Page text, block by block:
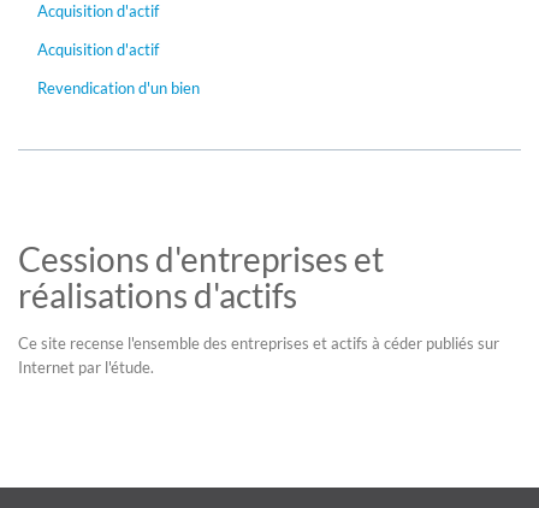
Acquisition d'actif
Acquisition d'actif
Revendication d'un bien
Cessions d'entreprises et
réalisations d'actifs
Ce site recense l'ensemble des entreprises et actifs à céder publiés sur
Internet par l'étude.